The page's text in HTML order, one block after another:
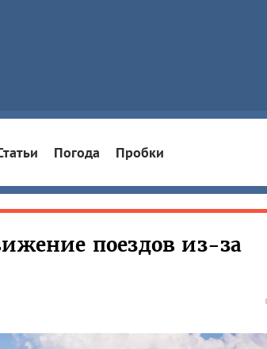
Погода Пробки
поездов из-за